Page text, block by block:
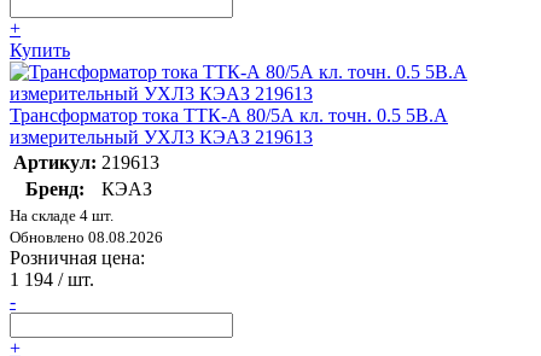
+
Купить
Трансформатор тока ТТК-А 80/5А кл. точн. 0.5 5В.А
измерительный УХЛ3 КЭАЗ 219613
Артикул: 219613
Бренд:
КЭАЗ
На складе 4 шт.
Обновлено 08.08.2026
Розничная цена:
1 194 / шт.
-
+